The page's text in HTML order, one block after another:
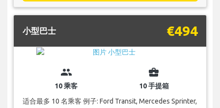
小型巴士 €494
group
10 乘客
business_center
10 手提箱
适合最多 10 名乘客 例子: Ford Transit, Mercedes Sprinter,